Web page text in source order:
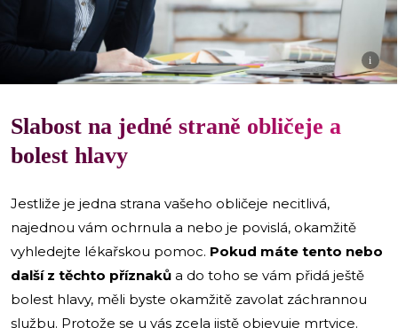
i
Slabost na jedné straně obličeje a
bolest hlavy
Jestliže je jedna strana vašeho obličeje necitlivá,
najednou vám ochrnula a nebo je povislá, okamžitě
vyhledejte lékařskou pomoc. Pokud máte tento nebo
další z těchto příznaků a do toho se vám přidá ještě
bolest hlavy, měli byste okamžitě zavolat záchrannou
službu. Protože se u vás zcela jistě objevuje mrtvice.